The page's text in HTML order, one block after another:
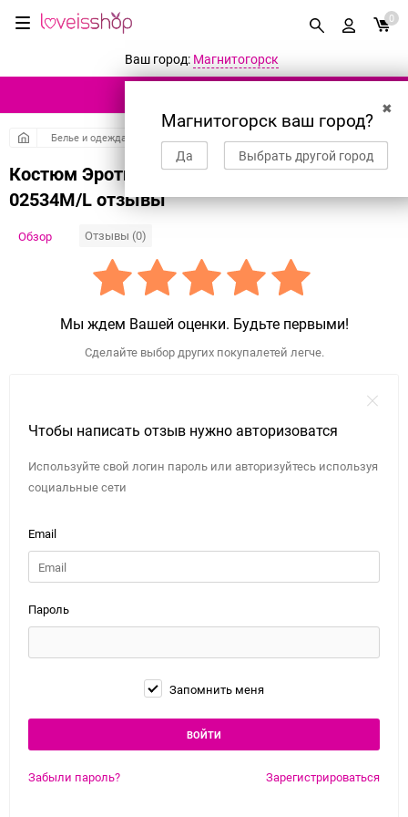
0
Ваш город: Магнитогорск
✖
Магнитогорск ваш город?
Да Выбрать другой город
Белье и одежда
Костюм Эротический зайка черный
02534M/L отзывы
Обзор Отзывы (0)
Мы ждем Вашей оценки. Будьте первыми!
Сделайте выбор других покупалетей легче.
Чтобы написать отзыв нужно авторизоватся
Используйте свой логин пароль или авторизуйтесь используя
социальные сети
Email
Пароль
Запомнить меня
Забыли пароль? Зарегистрироваться